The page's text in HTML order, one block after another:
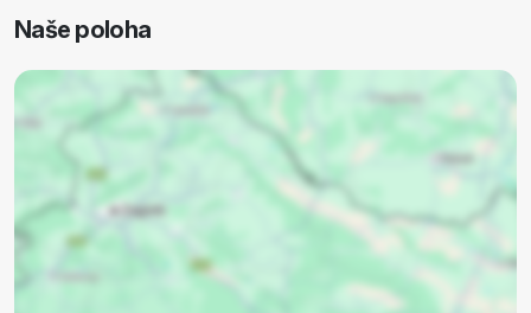
Naše poloha